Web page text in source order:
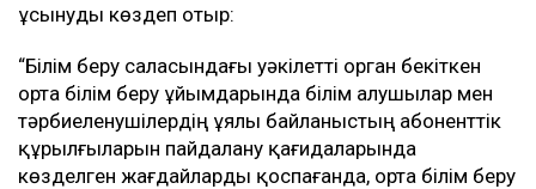
ұсынуды көздеп отыр:
“Білім беру саласындағы уәкілетті орган бекіткен
орта білім беру ұйымдарында білім алушылар мен
тәрбиеленушілердің ұялы байланыстың абоненттік
құрылғыларын пайдалану қағидаларында
көзделген жағдайларды қоспағанда, орта білім беру